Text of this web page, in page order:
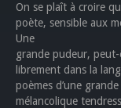
On se plaît à croire
poète, sensible aux
Une
grande pudeur,
librement dans la
poèmes d’une
mélancolique